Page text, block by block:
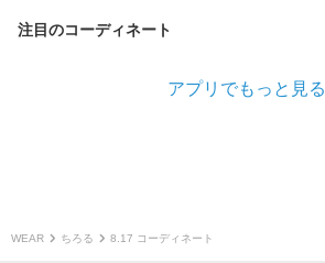
注目のコーディネート
アプリでもっと見る
WEAR ちろる 8.17 コーディネート